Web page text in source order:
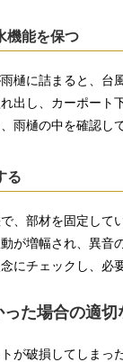
機能を保つ
樋に詰まると、
出し、カーポート
雨樋の中を確認し
る
、部材を固定し
が増幅され、異
にチェックし、必
た場合の適切
が破損してしまっ